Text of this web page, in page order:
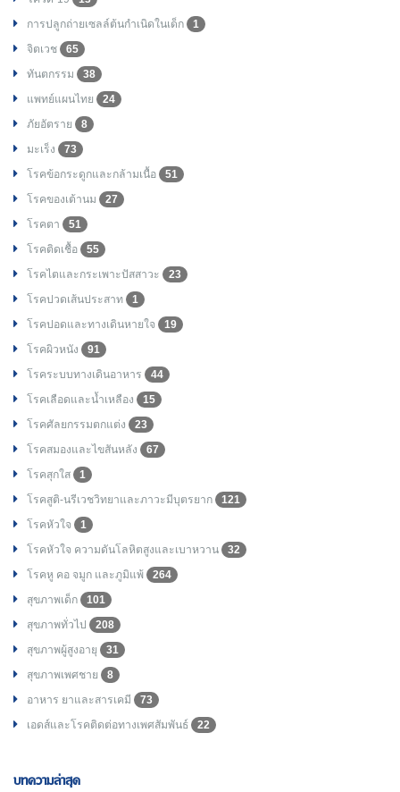
การปลูกถ่ายเซลล์ต้นกำเนิดในเด็ก
1
จิตเวช
65
ทันตกรรม
38
แพทย์แผนไทย
24
ภัยอัตราย
8
มะเร็ง
73
โรคข้อกระดูกและกล้ามเนื้อ
51
โรคของเต้านม
27
โรคตา
51
โรคติดเชื้อ
55
โรคไตและกระเพาะปัสสาวะ
23
โรคปวดเส้นประสาท
1
โรคปอดและทางเดินหายใจ
19
โรคผิวหนัง
91
โรคระบบทางเดินอาหาร
44
โรคเลือดและน้ำเหลือง
15
โรคศัลยกรรมตกแต่ง
23
โรคสมองและไขสันหลัง
67
โรคสุกใส
1
โรคสูติ-นรีเวชวิทยาและภาวะมีบุตรยาก
121
โรคหัวใจ
1
โรคหัวใจ ความดันโลหิตสูงและเบาหวาน
32
โรคหู คอ จมูก และภูมิแพ้
264
สุขภาพเด็ก
101
สุขภาพทั่วไป
208
สุขภาพผู้สูงอายุ
31
สุขภาพเพศชาย
8
อาหาร ยาและสารเคมี
73
เอดส์และโรคติดต่อทางเพศสัมพันธ์
22
บทความล่าสุด